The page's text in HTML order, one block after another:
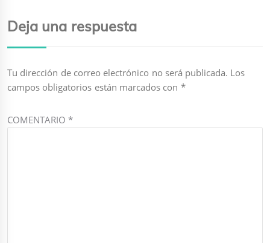
Deja una respuesta
Tu dirección de correo electrónico no será publicada. Los
campos obligatorios están marcados con *
COMENTARIO*